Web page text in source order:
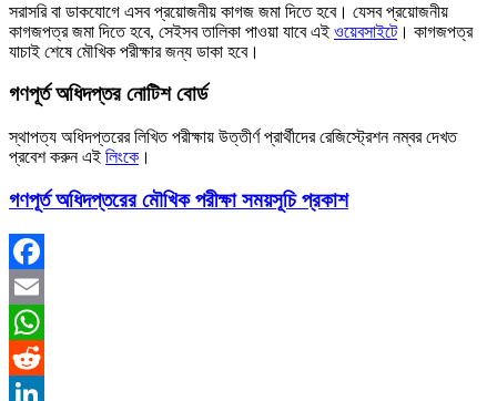
সরাসরি বা ডাকযোগে এসব প্রয়োজনীয় কাগজ জমা দিতে হবে। যেসব প্রয়োজনীয়
কাগজপত্র জমা দিতে হবে, সেইসব তালিকা পাওয়া যাবে এই ওয়েবসাইটে। কাগজপত্র
যাচাই শেষে মৌখিক পরীক্ষার জন্য ডাকা হবে।
গণপূর্ত অধিদপ্তর নোটিশ বোর্ড
স্থাপত্য অধিদপ্তরের লিখিত পরীক্ষায় উত্তীর্ণ প্রার্থীদের রেজিস্ট্রেশন নম্বর দেখত
প্রবেশ করুন এই লিংকে ।
গণপূর্ত অধিদপ্তরের মৌখিক পরীক্ষা সময়সূচি প্রকাশ
Facebook
Email
WhatsApp
Reddit